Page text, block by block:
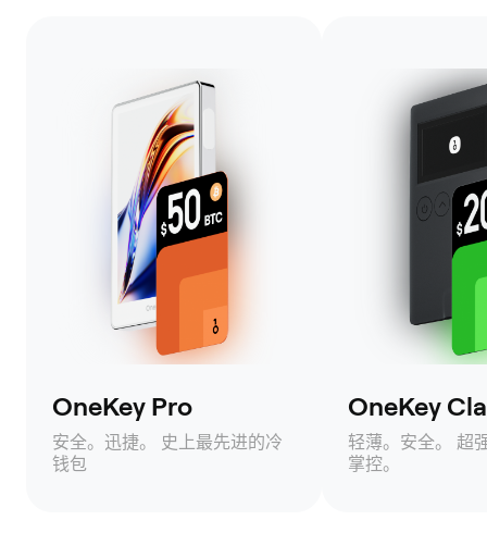
OneKey Pro
安全。迅捷。 史上最先进的冷
钱包
OneKey
轻薄。安全。 超
掌控。